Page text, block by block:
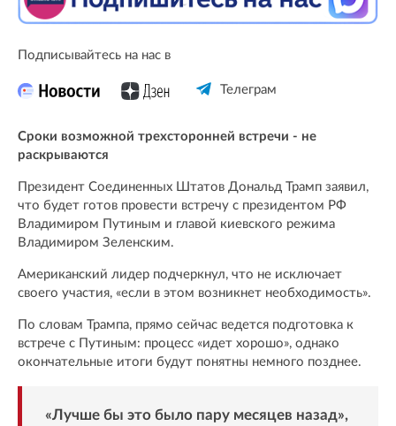
Подписывайтесь на нас в
Телеграм
Сроки возможной трехсторонней встречи - не
раскрываются
Президент Соединенных Штатов Дональд Трамп заявил,
что будет готов провести встречу с президентом РФ
Владимиром Путиным и главой киевского режима
Владимиром Зеленским.
Американский лидер подчеркнул, что не исключает
своего участия, «если в этом возникнет необходимость».
По словам Трампа, прямо сейчас ведется подготовка к
встрече с Путиным: процесс «идет хорошо», однако
окончательные итоги будут понятны немного позднее.
«Лучше бы это было пару месяцев назад»,